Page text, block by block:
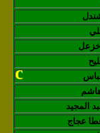
المجيد
عجاج
c